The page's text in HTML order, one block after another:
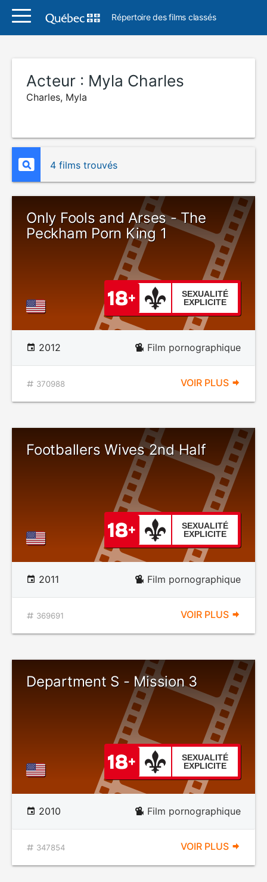
Répertoire des films classés
Acteur : Myla Charles
Charles, Myla
4 films trouvés
Only Fools and Arses - The
Peckham Porn King 1
SEXUALITÉ
EXPLICITE
2012 Film pornographique
370988 VOIR PLUS
Footballers Wives 2nd Half
SEXUALITÉ
EXPLICITE
2011 Film pornographique
369691 VOIR PLUS
Department S - Mission 3
SEXUALITÉ
EXPLICITE
2010 Film pornographique
347854 VOIR PLUS